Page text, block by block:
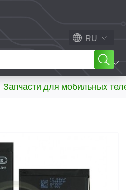
RU
МЕНЮ
Запчасти для мобильных